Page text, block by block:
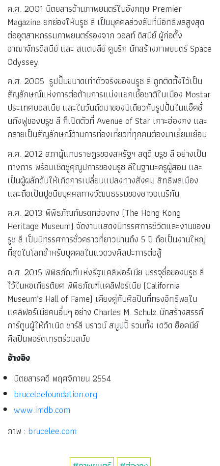
ค.ศ. 2001 นิตยสารด้านภาพยนตร์ในอังกฤษ Premier
Magazine ยกย่องให้บรูซ ลี เป็นบุคคลล่วงลับที่มีอิทธิพลสูงสุด
ต่ออุตสาหกรรมภาพยนตร์รองจาก วอลท์ ดิสนีย์ ผู้ก่อตั้ง
อาณาจักรดิสนีย์ และ สแตนลีย์ คูบริก นักสร้างภาพยนตร์ Space
Odyssey
ค.ศ. 2005 รูปปั้นขนาดเท่าตัวจริงของบรูซ ลี ถูกติดตั้งไว้เป็น
สัญลักษณ์แห่งการต่อต้านการแบ่งแยกเชื้อชาติในเมือง Mostar
ประเทศบอสเนีย และในวันถัดมาของปีเดียวกันรูปปั้นในแอ็คชั่
นกังฟูของบรูซ ลี ก็เปิดตัวที่ Avenue of Star เกาะฮ่องกง และ
กลายเป็นสัญลักษณ์ด้านการท่องเที่ยวที่ทุกคนต้องมาเยี่ยมเยือน
ค.ศ. 2012 สภาผู้แทนราษฎรของสหรัฐฯ สดุดี บรูซ ลี อย่างเป็น
ทางการ พร้อมเชิดชูคุณูปการของบรูซ ลีในฐานะครูผู้สอน และ
เป็นผู้ผลักดันให้เกิดการเปลี่ยนแปลงทางสังคม สิทธิพลเมือง
และถือเป็นปูชนียบุคคลทางวัฒนธรรมของชาวอเมริกัน
ค.ศ. 2013 พิพิธภัณฑ์มรดกฮ่องกง (The Hong Kong
Heritage Museum) จัดงานแสดงนิทรรศการชีวิตและงานของบ
รูซ ลี เป็นนิทรรศการชั่วคราวที่ยาวนานถึง 5 ปี ถือเป็นงานใหญ่
ที่สุดในโลกสำหรับบุคคลในแวดวงศิลปะการต่อสู้
ค.ศ. 2015 พิพิธภัณฑ์แห่งรัฐแคลิฟอร์เนีย บรรจุชื่อของบรูซ ลี
ไว้ในหอเกียรติยศ พิพิธภัณฑ์แคลิฟอร์เนีย (California
Museum’s Hall of Fame) เคียงคู่กับศิลปินที่ทรงอิทธิพลใน
แคลิฟอร์เนียคนอื่นๆ อย่าง Charles M. Schulz นักสร้างสรรค์
การ์ตูนผู้ให้กำเนิด ชาร์ลี บราวน์ สนูปปี้ รวมทั้ง เดวิด ฮ็อคนีย์
ศิลปินพอร์ตเทรตร่วมสมัย
อ้างอิง
นิตยสารคดี พฤศจิกายน 2554
bruceleefoundation.org
www.imdb.com
ภาพ : brucelee.com